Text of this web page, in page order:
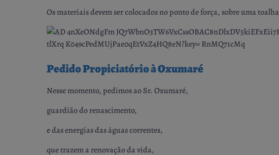
Os materiais devem ser colocados no ponto de força, sobre uma
Pedido Propiciatório à Oxumaré
Nesse momento, pedimos ao Sr. Oxumaré,
guardião do renascimento,
e das energias das águas correntes,
que trazem a renovação da vida,